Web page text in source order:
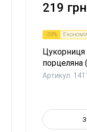
219 грн
-39%
Цукорниця
порцеляна
Артикул: